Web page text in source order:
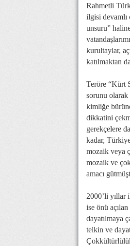
Rahmetli
ilgisi devamlı
unsuru”
kurultaylar,
katılmaktan
Teröre “Kürt
sorunu
kimliğe
dikkatini
gerekçelere
kadar,
mozaik veya
mozaik ve
amacı
2000’li yıllar
ise önü
dayatılmaya
telkin ve